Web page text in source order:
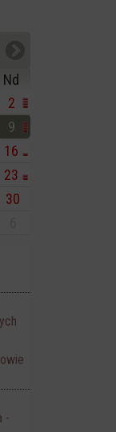
Nd
2
9
16
23
30
-